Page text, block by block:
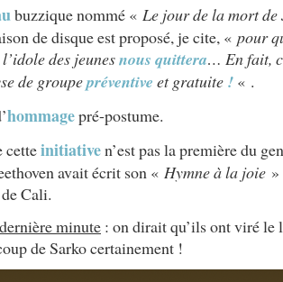
buzzique nommé « Le jour de la mort de
de disque est proposé, je cite, « pour
des jeunesnous quittera… En fait,
de groupepréventive et gratuite ! « .
hommagepré-postume.
cetteinitiativen’est pas la première du
avait écrit son « Hymne à la joie
Cali.
minute : on dirait qu’ils ont viré
de Sarko certainement !